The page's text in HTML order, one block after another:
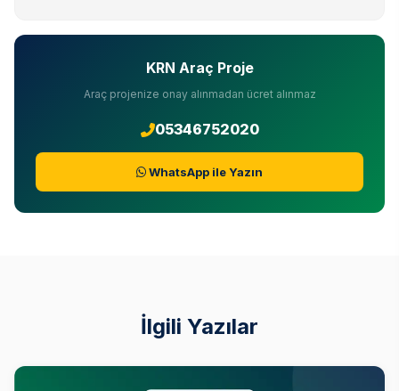
KRN Araç Proje
Araç projenize onay alınmadan ücret alınmaz
05346752020
WhatsApp ile Yazın
İlgili Yazılar